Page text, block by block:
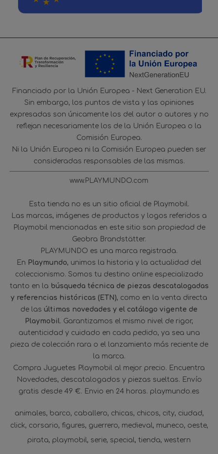
Financiado por la Unión Europea - Next Generation EU.
Sin embargo, los puntos de vista y las opiniones
expresadas son únicamente los del autor o autores y no
reflejan necesariamente los de la Unión Europea o la
Comisión Europea.
Ni la Unión Europea ni la Comisión Europea pueden ser
consideradas responsables de las mismas.
www.PLAYMUNDO.com
Esta tienda no es un sitio oficial de Playmobil.
Las marcas, imágenes de productos y logos referidos a
Playmobil mencionadas en este sitio son propiedad de
Geobra Brandstätter.
PLAYMUNDO es una marca registrada.
En Playmundo, unimos la historia y la actualidad del
coleccionismo. Somos tu destino online especializado
tanto en la búsqueda técnica de piezas descatalogadas
y referencias históricas (ETN), como en la venta directa
de las últimas novedades y el catálogo vigente de
Playmobil. Garantizamos el mismo nivel de rigor,
autenticidad y cuidado en cada pedido, ya sea una
pieza de colección rara o el lanzamiento más reciente de
la marca.
Compra Juguetes Playmobil al mejor precio. Encuentra
Novedades, descatalogados y piezas sueltas. Envío
gratis desde 49 €. Envio en 24 horas. playmundo.es
animales barco caballero chicas chicos city ciudad
click corsario figures guerrero medieval muneco oeste
pirata playmobil serie special tienda western